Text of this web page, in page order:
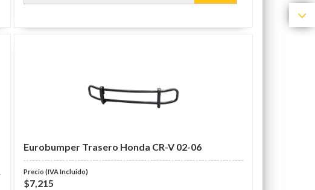
Eurobumper Trasero Honda CR-V 02-06
$7,215